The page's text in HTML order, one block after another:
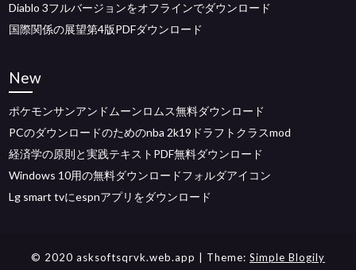
Diablo 3フルバージョンをオフラインでダウンロード
国際関係の展望第4版PDFダウンロード
New
ポケモンサンアンドムーンロムス無料ダウンロード
PCのダウンロードのためのnba 2k19ドラフトクラスmod
経済学の原則と実践テキストPDF無料ダウンロード
Windows 10用の無料ダウンロードフォルダアイコン
Lg smart tvにespnアプリをダウンロード
© 2020 asksoftsqrvk.web.app | Theme: Simple Blogily